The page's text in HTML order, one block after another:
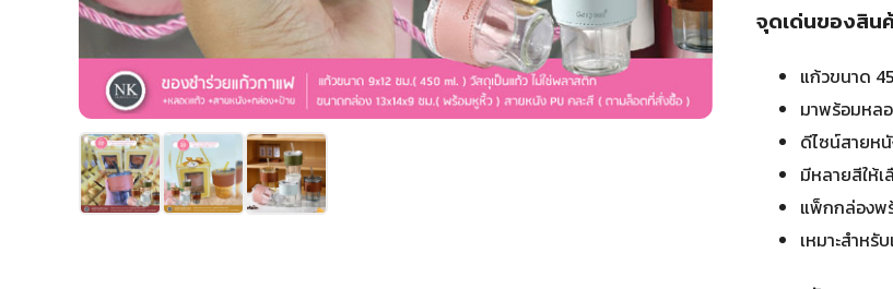
จุดเด่นของสิน
แก้วขนาด
มาพร้อมหล
ดีไซน์สายห
มีหลายสีให้
แพ็กกล่องพ
เหมาะสำหรั